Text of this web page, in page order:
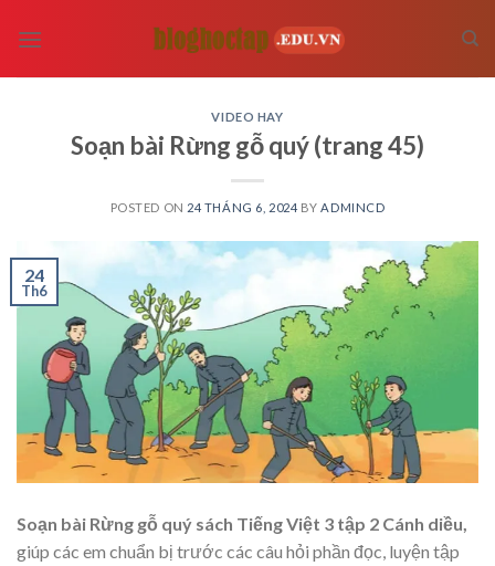
VIDEO HAY
Soạn bài Rừng gỗ quý (trang 45)
POSTED ON 24 THÁNG 6, 2024 BY ADMINCD
24
Th6
Soạn bài Rừng gỗ quý sách Tiếng Việt 3 tập 2 Cánh diều,
giúp các em chuẩn bị trước các câu hỏi phần đọc, luyện tập